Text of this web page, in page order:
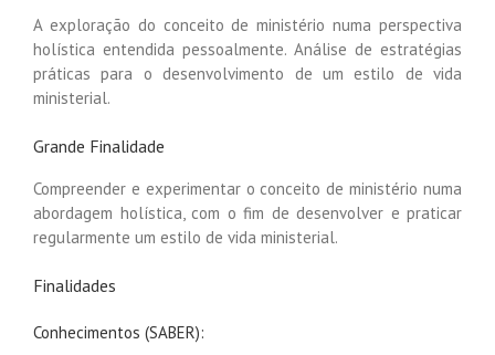
A exploração do conceito de ministério numa perspectiva
holística entendida pessoalmente. Análise de estratégias
práticas para o desenvolvimento de um estilo de vida
ministerial.
Grande Finalidade
Compreender e experimentar o conceito de ministério numa
abordagem holística, com o fim de desenvolver e praticar
regularmente um estilo de vida ministerial.
Finalidades
Conhecimentos (SABER):